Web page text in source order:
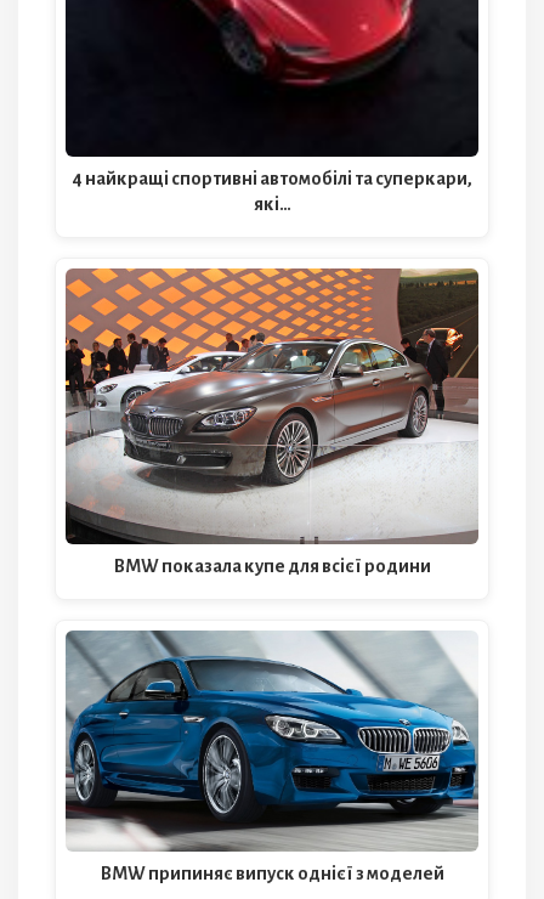
4 найкращі спортивні автомобілі та суперкари,
які…
BMW показала купе для всієї родини
BMW припиняє випуск однієї з моделей